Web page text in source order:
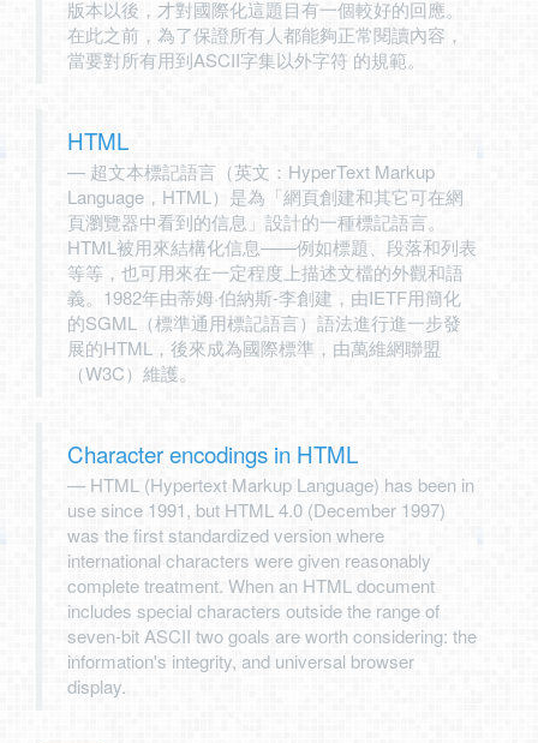
版本以後，才對國際化這題目有一個較好的回應。
在此之前，為了保證所有人都能夠正常閱讀內容，
當要對所有用到ASCII字集以外字符 的規範。
HTML
超文本標記語言（英文：HyperText Markup
Language，HTML）是為「網頁創建和其它可在網
頁瀏覽器中看到的信息」設計的一種標記語言。
HTML被用來結構化信息——例如標題、段落和列表
等等，也可用來在一定程度上描述文檔的外觀和語
義。1982年由蒂姆·伯納斯-李創建，由IETF用簡化
的SGML（標準通用標記語言）語法進行進一步發
展的HTML，後來成為國際標準，由萬維網聯盟
（W3C）維護。
Character encodings in HTML
HTML (Hypertext Markup Language) has been in
use since 1991, but HTML 4.0 (December 1997)
was the first standardized version where
international characters were given reasonably
complete treatment. When an HTML document
includes special characters outside the range of
seven-bit ASCII two goals are worth considering: the
information's integrity, and universal browser
display.